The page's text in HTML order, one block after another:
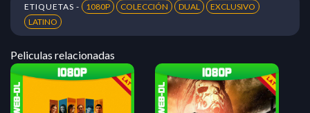
ETIQUETAS - 1080P COLECCIÓN DUAL
EXCLUSIVO
LATINO
Peliculas relacionadas